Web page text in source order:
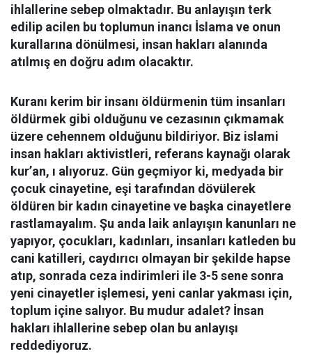
ihlallerine sebep olmaktadır. Bu anlayışın terk
edilip acilen bu toplumun inancı İslama ve onun
kurallarına dönülmesi, insan hakları alanında
atılmış en doğru adım olacaktır.
Kuranı kerim bir insanı öldürmenin tüm insanları
öldürmek gibi olduğunu ve cezasının çıkmamak
üzere cehennem olduğunu bildiriyor. Biz islami
insan hakları aktivistleri, referans kaynağı olarak
kur’an, ı alıyoruz. Gün geçmiyor ki, medyada bir
çocuk cinayetine, eşi tarafından dövülerek
öldüren bir kadın cinayetine ve başka cinayetlere
rastlamayalım. Şu anda laik anlayışın kanunları ne
yapıyor, çocukları, kadınları, insanları katleden bu
cani katilleri, caydırıcı olmayan bir şekilde hapse
atıp, sonrada ceza indirimleri ile 3-5 sene sonra
yeni cinayetler işlemesi, yeni canlar yakması için,
toplum içine salıyor. Bu mudur adalet? İnsan
hakları ihlallerine sebep olan bu anlayışı
reddediyoruz.